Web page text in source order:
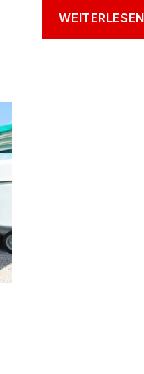
WEITERLESEN